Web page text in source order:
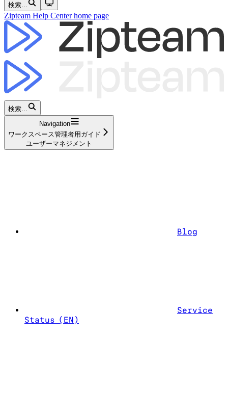
検索...
Zipteam Help Centerhome page
検索...
Navigation
ワークスペース管理者用ガイド
ユーザーマネジメント
Blog
Service
Status (EN)